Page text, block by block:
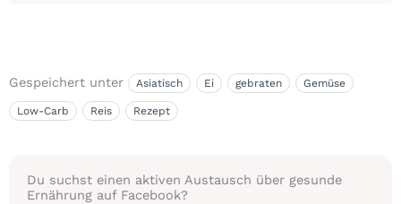
Gespeichert unter Asiatisch Ei gebraten Gemüse
Low-Carb Reis Rezept
Du suchst einen aktiven Austausch über gesunde
Ernährung auf Facebook?